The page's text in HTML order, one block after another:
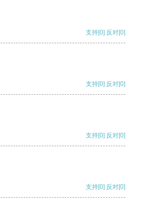
支持[0] 反对[0]
支持[0] 反对[0]
支持[0] 反对[0]
支持[0] 反对[0]